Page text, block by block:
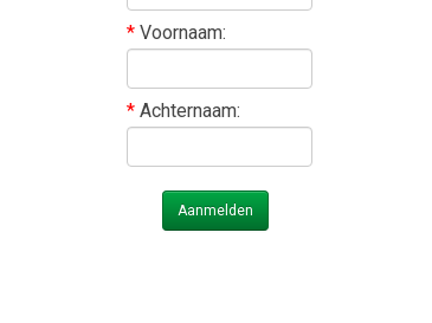
* Voornaam:
* Achternaam:
Aanmelden